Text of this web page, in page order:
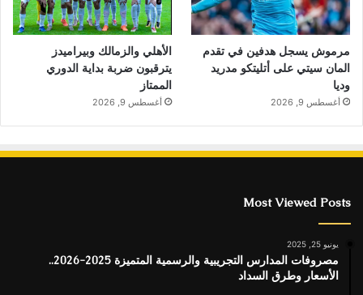
مرموش يسجل هدفين في تقدم
المان سيتي على أتليتكو مدريد
وديا
أغسطس 9, 2026
الأهلي والزمالك وبيراميدز
يترقبون ضربة بداية الدوري
الممتاز
أغسطس 9, 2026
Most Viewed Posts
يونيو 25, 2025
مصروفات المدارس التجريبية والرسمية المتميزة 2025-2026..
الأسعار وطرق السداد